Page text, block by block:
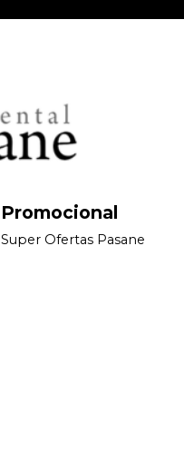
Promocional
Super Ofertas Pasane